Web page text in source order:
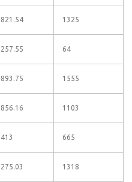
821.54 1325
257.55 64
893.75 1555
856.16 1103
413 665
275.03 1318